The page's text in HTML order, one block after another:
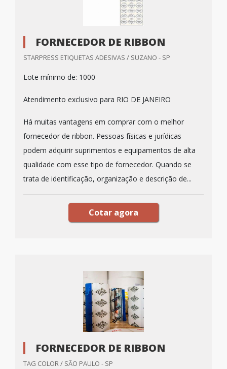
FORNECEDOR DE RIBBON
STARPRESS ETIQUETAS ADESIVAS / SUZANO - SP
Lote mínimo de: 1000
Atendimento exclusivo para RIO DE JANEIRO
Há muitas vantagens em comprar com o melhor
fornecedor de ribbon. Pessoas físicas e jurídicas
podem adquirir suprimentos e equipamentos de alta
qualidade com esse tipo de fornecedor. Quando se
trata de identificação, organização e descrição de...
Cotar agora
FORNECEDOR DE RIBBON
TAG COLOR / SÃO PAULO - SP